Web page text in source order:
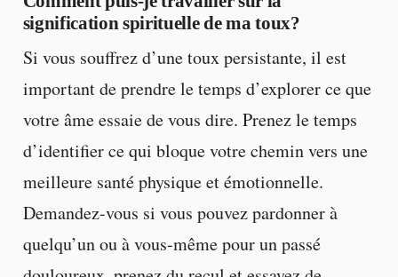
signification spirituelle de ma toux?
Si vous souffrez d’une toux persistante, il est
important de prendre le temps d’explorer ce que
votre âme essaie de vous dire. Prenez le temps
d’identifier ce qui bloque votre chemin vers une
meilleure santé physique et émotionnelle.
Demandez-vous si vous pouvez pardonner à
quelqu’un ou à vous-même pour un passé